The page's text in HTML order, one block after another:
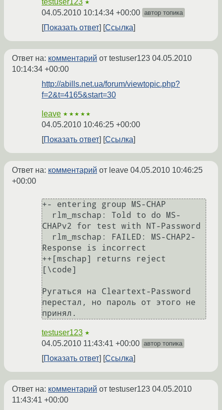
testuser123 ★
04.05.2010 10:14:34 +00:00 автор топика
Показать ответ Ссылка
Ответ на: комментарий от testuser123 04.05.2010
10:14:34 +00:00
http://abills.net.ua/forum/viewtopic.php?
f=2&t=4165&start=30
leave ★★★★★
04.05.2010 10:46:25 +00:00
Показать ответ
Ссылка
Ответ на: комментарий от leave 04.05.2010 10:46:25
+00:00
+- entering group MS-CHAP
СHAPv2 for test with NT-Password
Response is incorrect
++[mschap] returns reject
[\code]
Ругаться на Cleartext-Password
перестал, но пароль от этого не
принял.
testuser123 ★
04.05.2010 11:43:41 +00:00 автор топика
Показать ответ Ссылка
Ответ на: комментарий от testuser123 04.05.2010
11:43:41 +00:00